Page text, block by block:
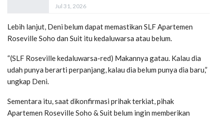
Jul 31, 2026
Lebih lanjut, Deni belum dapat memastikan SLF Apartemen
Roseville Soho dan Suit itu kedaluwarsa atau belum.
“(SLF Roseville kedaluwarsa-red) Makannya gatau. Kalau dia
udah punya berarti perpanjang, kalau dia belum punya dia baru,”
ungkap Deni.
Sementara itu, saat dikonfirmasi prihak terkiat, pihak
Apartemen Roseville Soho & Suit belum ingin memberikan